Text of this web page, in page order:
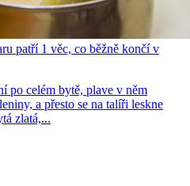
patří 1 věc, co běžně končí v
po celém bytě, plave v něm
a přesto se na talíři leskne
zlatá,...